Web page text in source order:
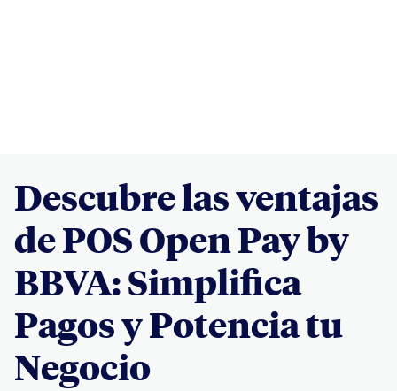
Descubre las ventajas
de POS Open Pay by
BBVA: Simplifica
Pagos y Potencia tu
Negocio